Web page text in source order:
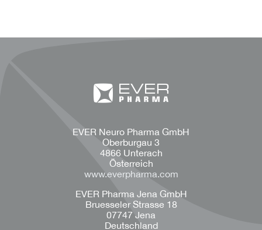
EVER Neuro Pharma GmbH
Oberburgau 3
4866 Unterach
Österreich
www.everpharma.com
EVER Pharma Jena GmbH
Bruesseler Strasse 18
07747 Jena
Deutschland